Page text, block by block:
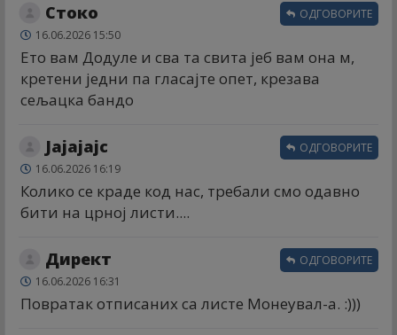
Стоко
16.06.2026 15:50
Ето вам Додуле и сва та свита јеб вам она м,
кретени једни па гласајте опет, крезава
сељацка бандо
ОДГОВОРИТЕ
Јајајајс
16.06.2026 16:19
Колико се краде код нас, требали смо одавно
бити на црној листи....
ОДГОВОРИТЕ
Директ
16.06.2026 16:31
Повратак отписаних са листе Монеyвал-а. :)))
ОДГОВОРИТЕ